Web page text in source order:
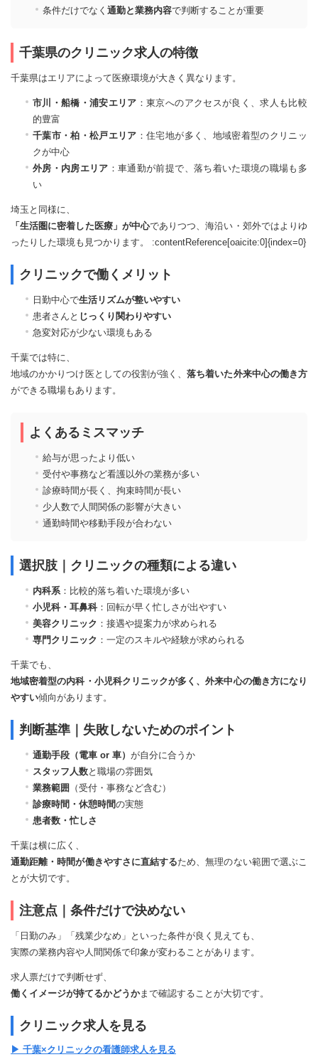
条件だけでなく 通勤と業務内容で判断することが重要
千葉県のクリニック求人の特徴
千葉県はエリアによって医療環境が大きく異なります。
市川・船橋・浦安エリア ：東京へのアクセスが良く、求人も比較
的豊富
千葉市・柏・松戸エリア ：住宅地が多く、地域密着型のクリニッ
クが中心
外房・内房エリア ：車通勤が前提で、落ち着いた環境の職場も多
い
埼玉と同様に、
「生活圏に密着した医療」が中心でありつつ、海沿い・郊外ではよりゆ
ったりした環境も見つかります。 :contentReference[oaicite:0]{index=0}
クリニックで働くメリット
日勤中心で生活リズムが整いやすい
患者さんと じっくり関わりやすい
急変対応が少ない環境もある
千葉では特に、
地域のかかりつけ医としての役割が強く、落ち着いた外来中心の働き方
ができる職場もあります。
よくあるミスマッチ
給与が思ったより低い
受付や事務など看護以外の業務が多い
診療時間が長く、拘束時間が長い
少人数で人間関係の影響が大きい
通勤時間や移動手段が合わない
選択肢｜クリニックの種類による違い
内科系 ：比較的落ち着いた環境が多い
小児科・耳鼻科：回転が早く忙しさが出やすい
美容クリニック ：接遇や提案力が求められる
専門クリニック ：一定のスキルや経験が求められる
千葉でも、
地域密着型の内科・小児科クリニックが多く、外来中心の働き方になり
やすい傾向があります。
判断基準｜失敗しないためのポイント
通勤手段（電車 or 車） が自分に合うか
スタッフ人数と職場の雰囲気
業務範囲 （受付・事務など含む）
診療時間・休憩時間の実態
患者数・忙しさ
千葉は横に広く、
通勤距離・時間が働きやすさに直結するため、無理のない範囲で選ぶこ
とが大切です。
注意点｜条件だけで決めない
「日勤のみ」「残業少なめ」といった条件が良く見えても、
実際の業務内容や人間関係で印象が変わることがあります。
求人票だけで判断せず、
働くイメージが持てるかどうかまで確認することが大切です。
クリニック求人を見る
▶ 千葉×クリニックの看護師求人を見る